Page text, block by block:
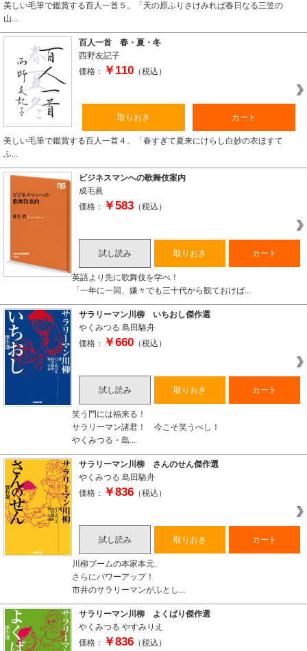
美しい毛筆で鑑賞する百人一首５。「天の原ふりさけみれば春日なる三笠の
山...
百人一首 春・夏・冬
西野友記子
価格：
￥110 （税込）
取りおき カート
美しい毛筆で鑑賞する百人一首４。「春すぎて夏来にけらし白妙の衣ほすて
ふ...
ビジネスマンへの歌舞伎案内
成毛眞
価格：
￥583 （税込）
試し読み 取りおき カート
英語より先に歌舞伎を学べ！
「一年に一回、嫌々でも三十代から観ておけば...
サラリーマン川柳 いちおし傑作選
やくみつる 島田駱舟
価格：
￥660 （税込）
試し読み 取りおき カート
笑う門には福来る！
サラリーマン諸君！ 今こそ笑うべし！
やくみつる・島...
サラリーマン川柳 さんのせん傑作選
やくみつる 島田駱舟
価格：
￥836 （税込）
試し読み 取りおき カート
川柳ブームの本家本元、
さらにパワーアップ！
市井のサラリーマンがふとし...
サラリーマン川柳 よくばり傑作選
やくみつる やすみりえ
価格：
￥836 （税込）